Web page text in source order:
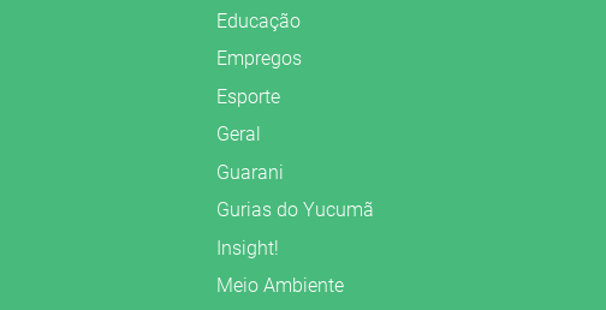
Educação
Empregos
Esporte
Geral
Guarani
Gurias do Yucumã
Insight!
Meio Ambiente